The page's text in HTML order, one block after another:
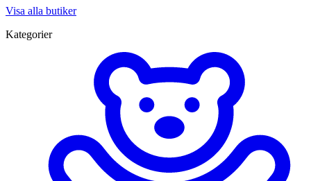
Visa alla butiker
Kategorier